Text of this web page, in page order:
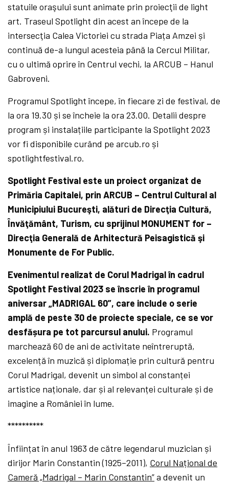
statuile oraşului sunt animate prin proiecţii de light
art. Traseul Spotlight din acest an începe de la
intersecţia Calea Victoriei cu strada Piața Amzei și
continuă de-a lungul acesteia până la Cercul Militar,
cu o ultimă oprire în Centrul vechi, la ARCUB – Hanul
Gabroveni.
Programul Spotlight începe, în fiecare zi de festival, de
la ora 19.30 și se încheie la ora 23.00. Detalii despre
program și instalațiile participante la Spotlight 2023
vor fi disponibile curând pe arcub.ro și
spotlightfestival.ro.
Spotlight Festival este un proiect organizat de
Primăria Capitalei, prin ARCUB – Centrul Cultural al
Municipiului Bucureşti, alături de Direcţia Cultură,
Învăţământ, Turism, cu sprijinul MONUMENT for –
Direcţia Generală de Arhitectură Peisagistică şi
Monumente de For Public.
Evenimentul realizat de Corul Madrigal în cadrul
Spotlight Festival 2023 se înscrie în programul
aniversar „MADRIGAL 60”, care include o serie
amplă de peste 30 de proiecte speciale, ce se vor
desfășura pe tot parcursul anului. Programul
marchează 60 de ani de activitate neîntreruptă,
excelență în muzică și diplomație prin cultură pentru
Corul Madrigal, devenit un simbol al constanței
artistice naționale, dar și al relevanței culturale și de
imagine a României în lume.
**********
Înființat în anul 1963 de către legendarul muzician și
dirijor Marin Constantin (1925–2011), Corul Național de
Cameră „Madrigal – Marin Constantin”a devenit un